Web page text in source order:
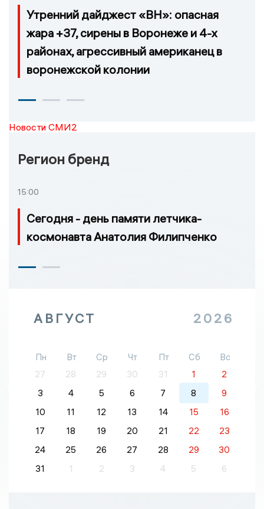
Утренний дайджест «ВН»: опасная
жара +37, сирены в Воронеже и 4-х
районах, агрессивный американец в
воронежской колонии
Новости СМИ2
Регион бренд
15:00
Сегодня - день памяти летчика-
космонавта Анатолия Филипченко
АВГУСТ 2026
Пн Вт Ср Чт Пт Сб
Вс
27
28 29 30 31 1
2
3
4 5 6 7 8
9
10
11 12 13 14 15
16
17
18 19 20 21 22
23
24
25 26 27 28 29
30
31
1 2 3 4 5 6